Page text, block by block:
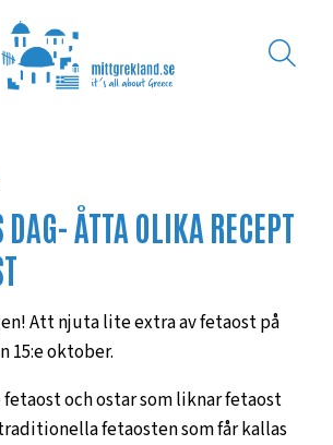
DAG- ÅTTA OLIKA RECEPT
Att njuta lite extra av fetaost på
15:e oktober.
och ostar som liknar fetaost
fetaosten som får kallas